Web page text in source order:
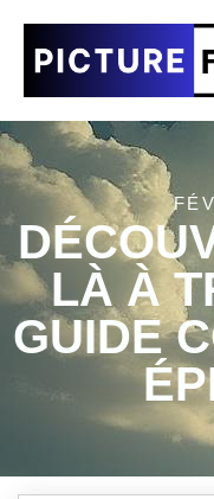
LÀ À
GUIDE